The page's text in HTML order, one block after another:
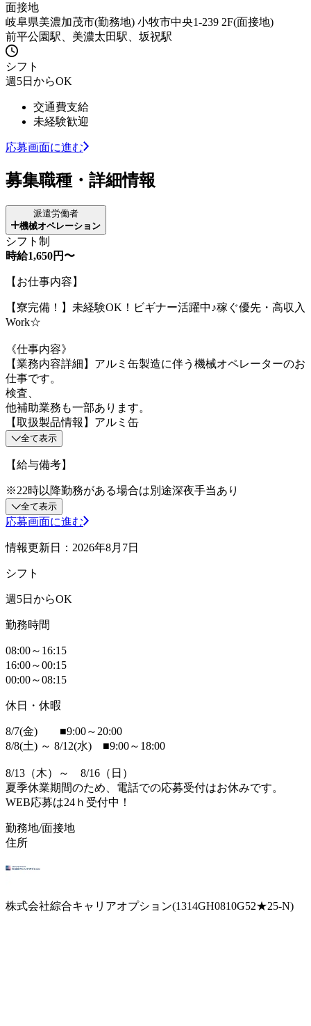
面接地
岐阜県美濃加茂市(勤務地) 小牧市中央1-239 2F(面接地)
前平公園駅、美濃太田駅、坂祝駅
シフト
週5日からOK
交通費支給
未経験歓迎
応募画面に進む
募集職種・詳細情報
派遣労働者
機械オペレーション
シフト制
時給1,650円〜
【お仕事内容】
【寮完備！】未経験OK！ビギナー活躍中♪稼ぐ優先・高収入
Work☆
《仕事内容》
【業務内容詳細】アルミ缶製造に伴う機械オペレーターのお
仕事です。
検査、
他補助業務も一部あります。
【取扱製品情報】アルミ缶
全て表示
【給与備考】
※22時以降勤務がある場合は別途深夜手当あり
全て表示
応募画面に進む
情報更新日：2026年8月7日
シフト
週5日からOK
勤務時間
08:00～16:15
16:00～00:15
00:00～08:15
休日・休暇
8/7(金) ■9:00～20:00
8/8(土) ～ 8/12(水) ■9:00～18:00
8/13（木）～ 8/16（日）
夏季休業期間のため、電話での応募受付はお休みです。
WEB応募は24ｈ受付中！
勤務地/面接地
住所
株式会社綜合キャリアオプション(1314GH0810G52★25-N)